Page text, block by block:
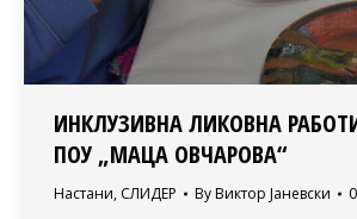
ИНКЛУЗИВНА ЛИКОВНА
ПОУ „МАЦА ОВЧАРОВА“
Настани, СЛИДЕР By Виктор Јаневски